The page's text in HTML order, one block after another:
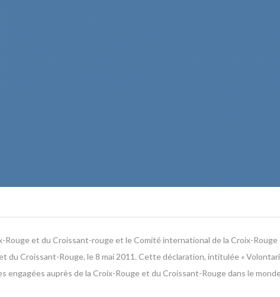
Rouge et du Croissant-rouge et le Comité international de la Croix-
du Croissant-Rouge, le 8 mai 2011. Cette déclaration, intitulée «
engagées auprès de la Croix-Rouge et du Croissant-Rouge dans le